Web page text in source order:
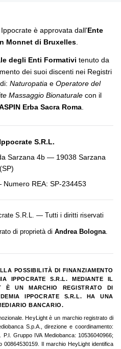
è approvata dall'Ente
Monnet di Bruxelles.
degli Enti Formativi tenuto da
dei suoi discenti nei Registri
Naturopatia e Operatore del
Massaggio Bionaturale con il
Erba Sacra Roma
S.R.L.
Sarzana 4b — 19038 Sarzana
(SP)
REA: SP-234453
S.R.L. — Tutti i diritti riservati
di proprietà di Andrea Bologna.
POSSIBILITÀ DI FINANZIAMENTO
IPPOCRATE S.R.L. MEDIANTE IL
È UN MARCHIO REGISTRATO DI
IPPOCRATE S.R.L. HA UNA
BANCARIO.
HeyLight è un marchio registrato di
S.p.A., direzione e coordinamento:
Gruppo IVA Mediobanca: 10536040966;
Il marchio HeyLight identifica